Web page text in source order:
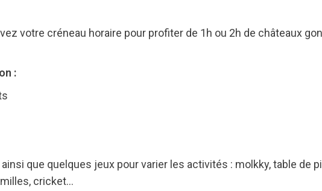
votre créneau horaire pour profiter de 1h ou 2h de châteaux
:
que quelques jeux pour varier les activités : molkky, table de
cricket…